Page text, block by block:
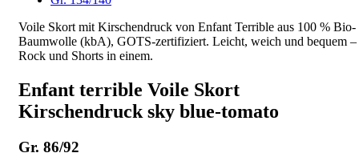
Voile Skort mit Kirschendruck von Enfant Terrible aus 100 % Bio-
Baumwolle (kbA), GOTS-zertifiziert. Leicht, weich und bequem –
Rock und Shorts in einem.
Enfant terrible Voile Skort
Kirschendruck sky blue-tomato
Gr. 86/92